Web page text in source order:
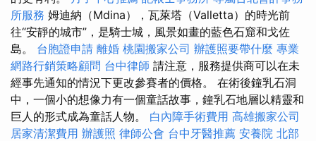
所服務 姆迪納（Mdina），瓦萊塔（Valletta）的時光前
往“安靜的城市”，是騎士城，風景如畫的藍色石窟和戈佐
島。 台胞證申請 離婚 桃園搬家公司 辦護照要帶什麼 專業
網路行銷策略顧問 台中律師 請注意，服務提供商可以在未
經事先通知的情況下更改參賽者的價格。 在術後鐘乳石洞
中，一個小的想像力有一個童話故事，鐘乳石地層以精靈和
巨人的形式成為童話人物。 白內障手術費用 高雄搬家公司
居家清潔費用 辦護照 律師公會 台中牙醫推薦 安養院 北部